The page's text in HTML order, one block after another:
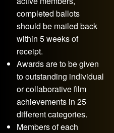
completed ballots
should be mailed back
within 5 weeks of
receipt.
Awards are to be given
to outstanding individual
or collaborative film
achievements in 25
different categories.
Members of each